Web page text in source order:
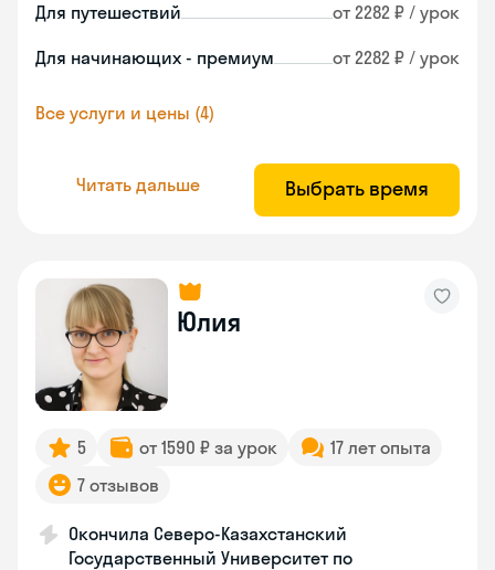
Для путешествий от 2282 ₽ / урок
Для начинающих - премиум от 2282 ₽ / урок
Все услуги и цены (4)
Читать дальше Выбрать время
Юлия
5 от 1590 ₽ за урок
17 лет опыта
7 отзывов
Окончила Северо-Казахстанский
Государственный Университет по